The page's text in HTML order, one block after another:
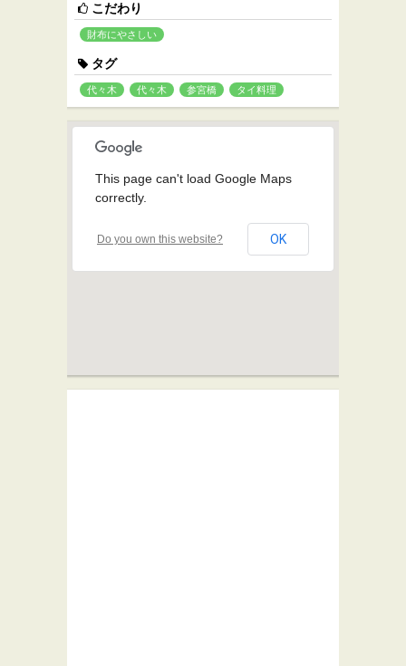
こだわり
財布にやさしい
タグ
代々木 代々木 参宮橋 タイ料理
This page can't load Google Maps
correctly.
Do you own this website? OK